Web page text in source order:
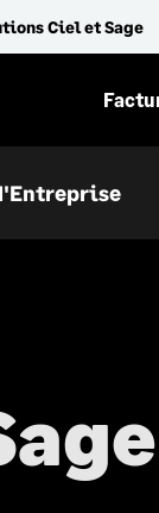
Ciel et Sage